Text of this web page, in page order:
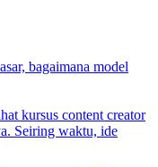
bagaimana model
kursus content creator
Seiring waktu, ide